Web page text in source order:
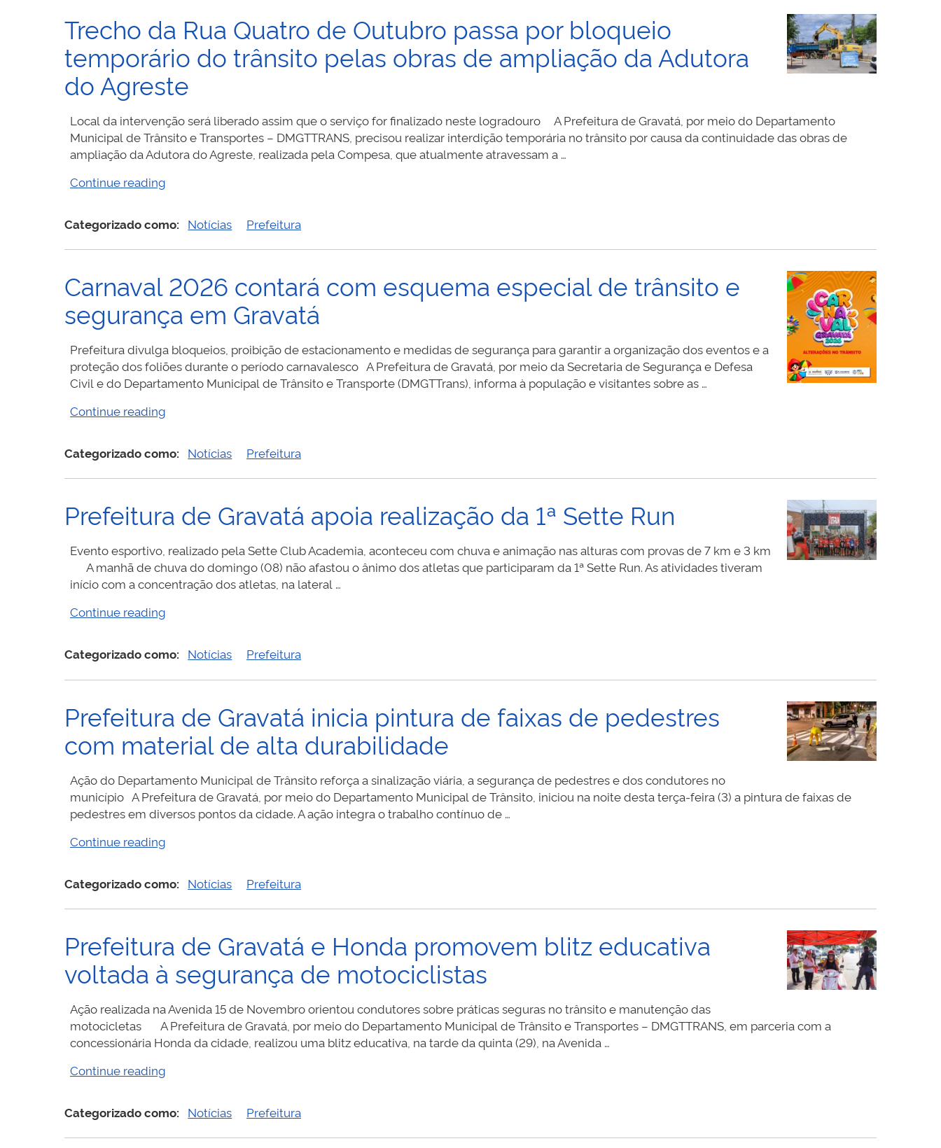
trânsito
em
Gravatá
para
garantir
e
organização
dos
Trecho da Rua Quatro de Outubro passa por bloqueio
temporário do trânsito pelas obras de ampliação da Adutora
do Agreste
Local da intervenção será liberado assim que o serviço for finalizado neste logradouro A Prefeitura de Gravatá, por meio do Departamento
Municipal de Trânsito e Transportes – DMGTTRANS, precisou realizar interdição temporária no trânsito por causa da continuidade das obras de
ampliação da Adutora do Agreste, realizada pela Compesa, que atualmente atravessam a …
Continue reading
Quatro
de
passa
por
bloqueio
temporário
do
trânsito
pelas
da
do
Categorizado como: Notícias Prefeitura
Carnaval 2026 contará com esquema especial de trânsito e
segurança em Gravatá
Prefeitura divulga bloqueios, proibição de estacionamento e medidas de segurança para garantir a organização dos eventos e a
proteção dos foliões durante o período carnavalesco A Prefeitura de Gravatá, por meio da Secretaria de Segurança e Defesa
Civil e do Departamento Municipal de Trânsito e Transporte (DMGTTrans), informa à população e visitantes sobre as …
Continue reading
com
esquema
de
trânsito
segurança
em
Gravatá”
Categorizado como: Notícias Prefeitura
Prefeitura de Gravatá apoia realização da 1ª Sette Run
Evento esportivo, realizado pela Sette Club Academia, aconteceu com chuva e animação nas alturas com provas de 7 km e 3 km
A manhã de chuva do domingo (08) não afastou o ânimo dos atletas que participaram da 1ª Sette Run. As atividades tiveram
início com a concentração dos atletas, na lateral …
Continue reading
apoia
realização
1ª
Sette
Run”
Categorizado como: Notícias Prefeitura
Prefeitura de Gravatá inicia pintura de faixas de pedestres
com material de alta durabilidade
Ação do Departamento Municipal de Trânsito reforça a sinalização viária, a segurança de pedestres e dos condutores no
município A Prefeitura de Gravatá, por meio do Departamento Municipal de Trânsito, iniciou na noite desta terça-feira (3) a pintura de faixas de
pedestres em diversos pontos da cidade. A ação integra o trabalho contínuo de …
Continue reading
inicia
pintura
faixas
de
pedestres
material
de
alta
Categorizado como: Notícias Prefeitura
Prefeitura de Gravatá e Honda promovem blitz educativa
voltada à segurança de motociclistas
Ação realizada na Avenida 15 de Novembro orientou condutores sobre práticas seguras no trânsito e manutenção das
motocicletas A Prefeitura de Gravatá, por meio do Departamento Municipal de Trânsito e Transportes – DMGTTRANS, em parceria com a
concessionária Honda da cidade, realizou uma blitz educativa, na tarde da quinta (29), na Avenida …
Continue reading
e
Honda
Categorizado como: Notícias Prefeitura